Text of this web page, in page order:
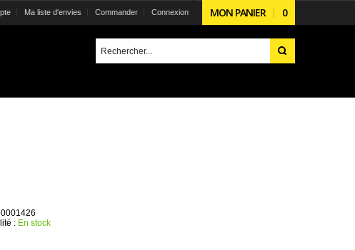
MON PANIER 0
Ma liste d'envies Commander Connexion
: En stock